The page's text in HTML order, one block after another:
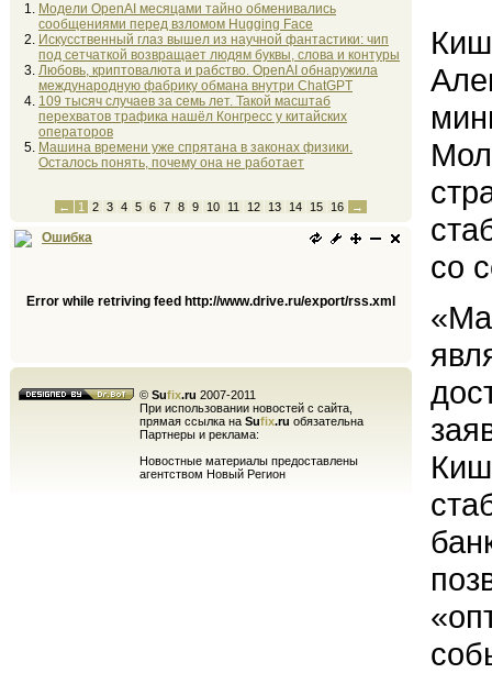
Модели OpenAI месяцами тайно обменивались
сообщениями перед взломом Hugging Face
Искусственный глаз вышел из научной фантастики: чип
под сетчаткой возвращает людям буквы, слова и контуры
Любовь, криптовалюта и рабство. OpenAI обнаружила
международную фабрику обмана внутри ChatGPT
109 тысяч случаев за семь лет. Такой масштаб
перехватов трафика нашёл Конгресс у китайских
операторов
Машина времени уже спрятана в законах физики.
Осталось понять, почему она не работает
← 1 2 3 4 5 6 7 8 9 10 11 12 13 14 15 16 →
Ошибка
Error while retriving feed http://www.drive.ru/export/rss.xml
© Sufix.ru 2007-2011
При использовании новостей с сайта,
прямая ссылка на Sufix.ru обязательна
Партнеры и реклама:
Новостные материалы предоставлены
агентством Новый Регион
со